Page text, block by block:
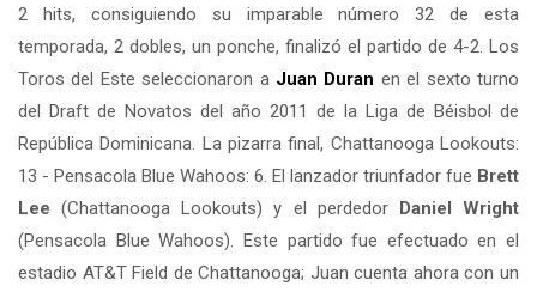
2 hits, consiguiendo su imparable número 32 de esta
temporada, 2 dobles, un ponche, finalizó el partido de 4-2. Los
Toros del Este seleccionaron a Juan Duran en el sexto turno
del Draft de Novatos del año 2011 de la Liga de Béisbol de
República Dominicana. La pizarra final, Chattanooga Lookouts:
13 - Pensacola Blue Wahoos: 6. El lanzador triunfador fue Brett
Lee (Chattanooga Lookouts) y el perdedor Daniel Wright
(Pensacola Blue Wahoos). Este partido fue efectuado en el
estadio AT&T Field de Chattanooga; Juan cuenta ahora con un